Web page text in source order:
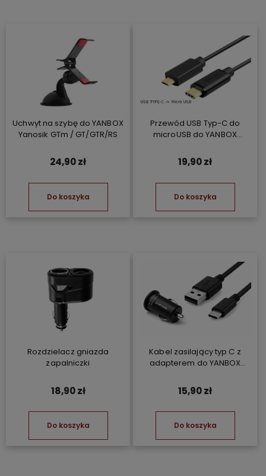
Uchwyt na szybę do YANBOX
Yanosik GTm / GT/GTR/RS
24,90 zł
Do koszyka
Przewód USB Typ-C do
microUSB do YANBOX
19,90 zł
Do koszyka
Rozdzielacz gniazda
zapalniczki
18,90 zł
Do koszyka
Kabel zasilający typ C z
adapterem do YANBOX
15,90 zł
Do koszyka